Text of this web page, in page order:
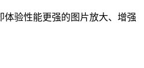
体验性能更强的图片放大、增强